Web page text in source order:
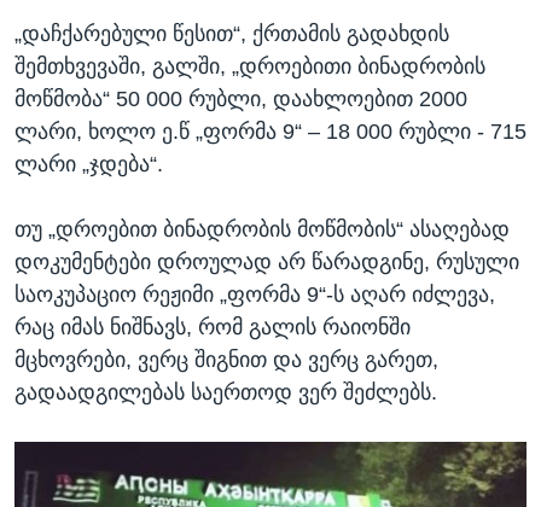
„დაჩქარებული წესით“, ქრთამის გადახდის
შემთხვევაში, გალში, „დროებითი ბინადრობის
მოწმობა“ 50 000 რუბლი, დაახლოებით 2000
ლარი, ხოლო ე.წ „ფორმა 9“ – 18 000 რუბლი - 715
ლარი „ჯდება“.
თუ „დროებით ბინადრობის მოწმობის“ ასაღებად
დოკუმენტები დროულად არ წარადგინე, რუსული
საოკუპაციო რეჟიმი „ფორმა 9“-ს აღარ იძლევა,
რაც იმას ნიშნავს, რომ გალის რაიონში
მცხოვრები, ვერც შიგნით და ვერც გარეთ,
გადაადგილებას საერთოდ ვერ შეძლებს.